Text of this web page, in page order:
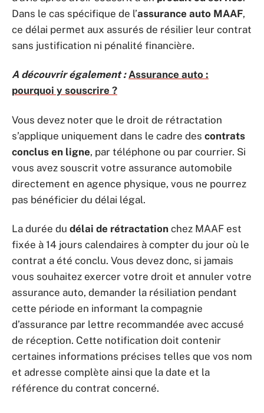
Dans le cas spécifique de l’assurance auto MAAF,
ce délai permet aux assurés de résilier leur contrat
sans justification ni pénalité financière.
A découvrir également : Assurance auto :
pourquoi y souscrire ?
Vous devez noter que le droit de rétractation
s’applique uniquement dans le cadre des contrats
conclus en ligne, par téléphone ou par courrier. Si
vous avez souscrit votre assurance automobile
directement en agence physique, vous ne pourrez
pas bénéficier du délai légal.
La durée du délai de rétractation chez MAAF est
fixée à 14 jours calendaires à compter du jour où le
contrat a été conclu. Vous devez donc, si jamais
vous souhaitez exercer votre droit et annuler votre
assurance auto, demander la résiliation pendant
cette période en informant la compagnie
d’assurance par lettre recommandée avec accusé
de réception. Cette notification doit contenir
certaines informations précises telles que vos nom
et adresse complète ainsi que la date et la
référence du contrat concerné.